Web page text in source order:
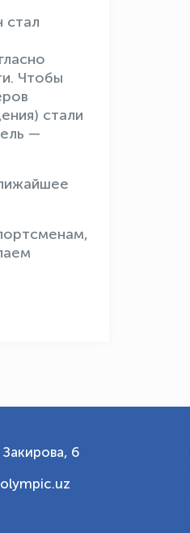
стал
Чтобы
стали
—
6